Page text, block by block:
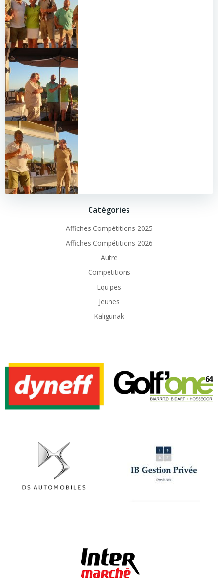
Catégories
Affiches Compétitions 2025
Affiches Compétitions 2026
Autre
Compétitions
Equipes
Jeunes
Kaligunak